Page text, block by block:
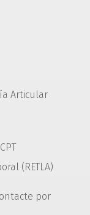
Articular
(RETLA)
por